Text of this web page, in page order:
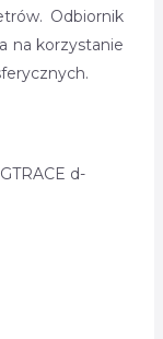
Odbiornik
na korzystanie
d-